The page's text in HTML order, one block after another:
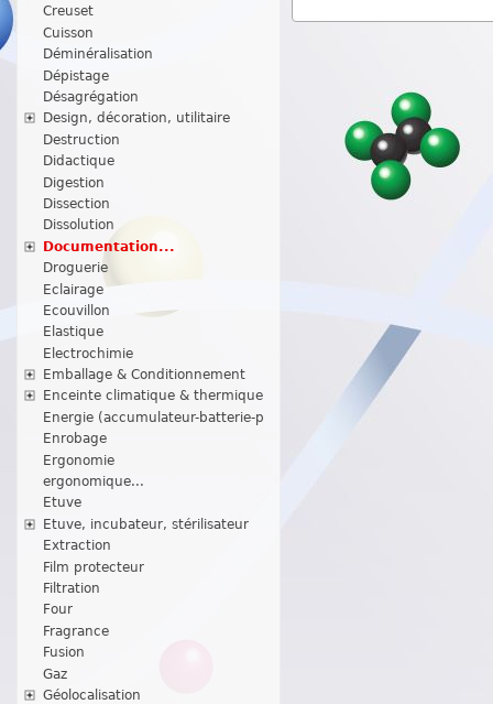
Creuset
Cuisson
Déminéralisation
Dépistage
Désagrégation
Design, décoration, utilitaire
Destruction
Didactique
Digestion
Dissection
Dissolution
Documentation...
Droguerie
Eclairage
Ecouvillon
Elastique
Electrochimie
Emballage & Conditionnement
Enceinte climatique & thermique
Energie (accumulateur-batterie-p
Enrobage
Ergonomie
ergonomique...
Etuve
Etuve, incubateur, stérilisateur
Extraction
Film protecteur
Filtration
Four
Fragrance
Fusion
Gaz
Géolocalisation